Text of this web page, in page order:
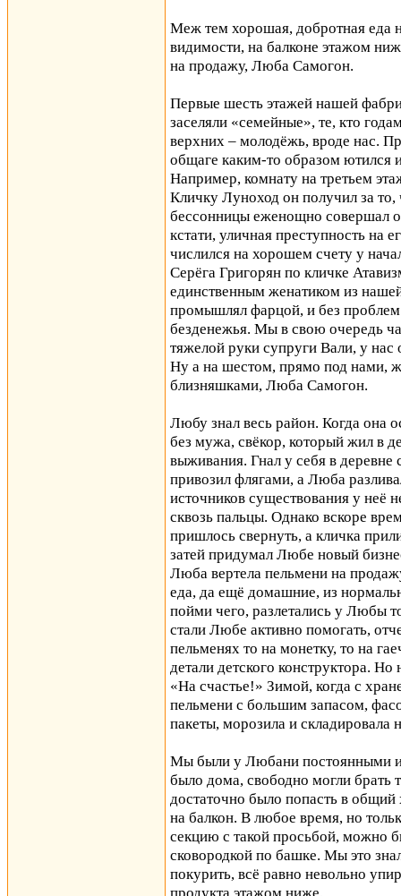
Меж тем хорошая, добротная еда
видимости, на балконе этажом
на продажу, Люба Самогон.
Первые шесть этажей нашей
заселяли «семейные», те, кто
верхних – молодёжь, вроде нас.
общаге каким-то образом ютился
Например, комнату на третьем
Кличку Луноход он получил за
бессонницы еженощно совершал
кстати, уличная преступность на
числился на хорошем счету у
Серёга Григорян по кличке
единственным женатиком из
промышлял фарцой, и без
безденежья. Мы в свою очередь
тяжелой руки супруги Вали, у нас
Ну а на шестом, прямо под нами,
близняшками, Люба Самогон.
Любу знал весь район. Когда она
без мужа, свёкор, который жил в
выживания. Гнал у себя в
привозил флягами, а Люба
источников существования у неё
сквозь пальцы. Однако вскоре
пришлось свернуть, а кличка
затей придумал Любе новый
Люба вертела пельмени на
еда, да ещё домашние, из
пойми чего, разлетались у Любы
стали Любе активно помогать,
пельменях то на монетку, то на
детали детского конструктора.
«На счастье!» Зимой, когда с
пельмени с большим запасом,
пакеты, морозила и складировала
Мы были у Любани постоянными и
было дома, свободно могли брать
достаточно было попасть в общий
на балкон. В любое время, но
секцию с такой просьбой, можно
сковородкой по башке. Мы это
покурить, всё равно невольно
продукта этажом ниже.